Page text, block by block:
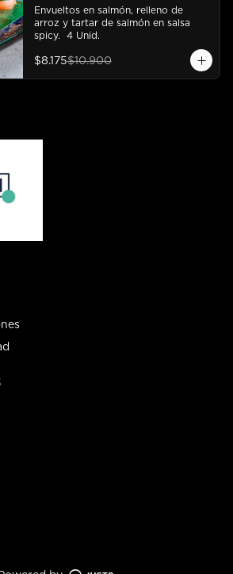
Envueltos en salmón, relleno de
arroz y tartar de salmón en salsa
spicy.  4 Unid.
$8.175$10.900